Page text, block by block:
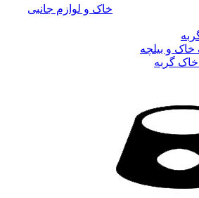
خاک و لوازم جانبی
و بیلچه
خاک گربه